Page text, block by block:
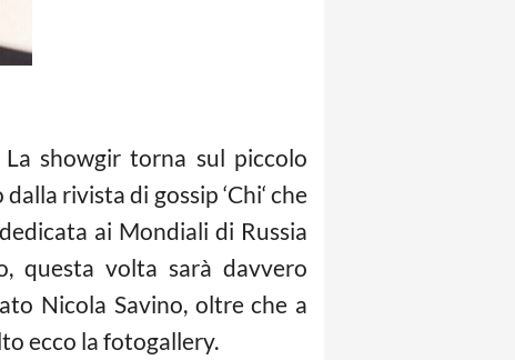
showgir torna sul piccolo
rivista di gossip ‘Chi‘ che
ai Mondiali di Russia
questa volta sarà davvero
Nicola Savino, oltre che a
ecco la fotogallery.